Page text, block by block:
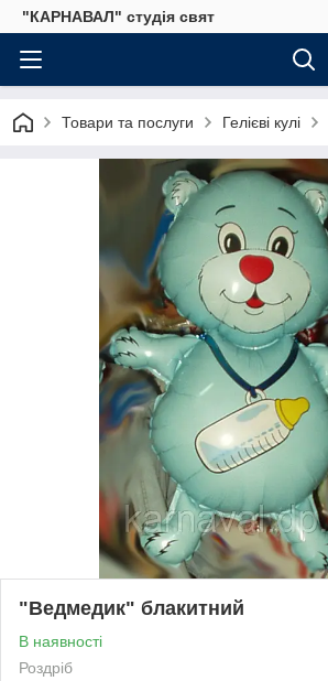
"КАРНАВАЛ" студія свят
Товари та послуги Гелієві кулі
"Ведмедик" блакитний
В наявності
Роздріб